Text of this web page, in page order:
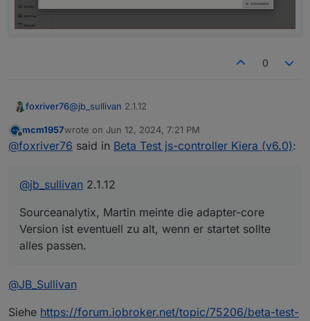
0
foxriver76@jb_sullivan 2.1.12
Sourceanalytix, Martin meinte die adapter-core
Version ist eventuell zu alt, wenn er startet sollte
Offline
mcm1957wrote on Jun 12, 2024, 7:21 PM
last edited by
@foxriver76 said in Beta Test js-controller Kiera (v6.0):
@jb_sullivan 2.1.12
Sourceanalytix, Martin meinte die adapter-core
Version ist eventuell zu alt, wenn er startet sollte
alles passen.
@JB_Sullivan
Siehe https://forum.iobroker.net/topic/75206/beta-test-